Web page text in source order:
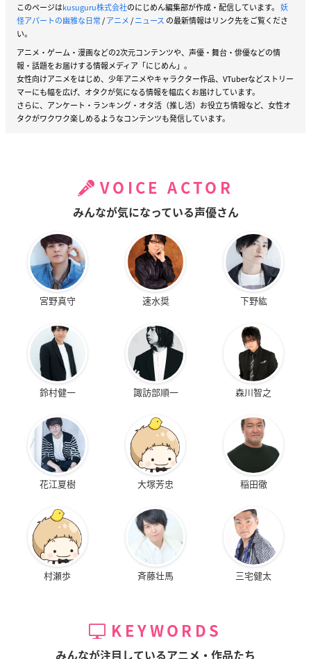
このページはkusuguru株式会社のにじめん編集部が作成・配信しています。 妖
怪アパートの幽雅な日常/アニメ/ニュース の最新情報はリンク先をご覧くださ
い。
アニメ・ゲーム・漫画などの2次元コンテンツや、声優・舞台・俳優などの情
報・話題をお届けする情報メディア「にじめん」。
女性向けアニメをはじめ、少年アニメやキャラクター作品、VTuberなどストリー
マーにも幅を広げ、オタクが気になる情報を幅広くお届けしています。
さらに、アンケート・ランキング・オタ活（推し活）お役立ち情報など、女性オ
タクがワクワク楽しめるようなコンテンツも発信しています。
VOICE ACTOR
みんなが気になっている声優さん
宮野真守 速水奨 下野紘
鈴村健一 諏訪部順一 森川智之
花江夏樹 大塚芳忠 稲田徹
村瀬歩 斉藤壮馬 三宅健太
KEYWORDS
みんなが注目しているアニメ・作品たち